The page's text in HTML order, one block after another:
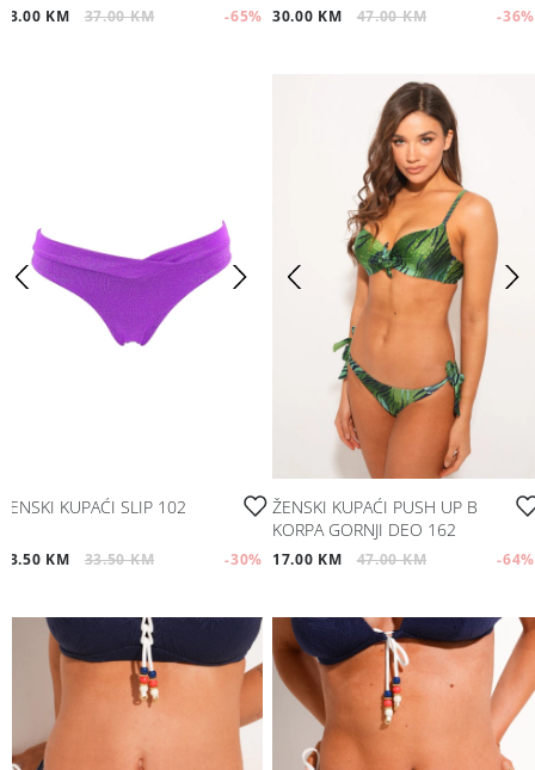
13.00 KM 37.00 KM -65% 30.00 KM 47.00 KM -36%
ŽENSKI KUPAĆI SLIP 102
23.50 KM 33.50 KM -30%
ŽENSKI KUPAĆI PUSH UP B
KORPA GORNJI DEO 162
17.00 KM 47.00 KM -64%